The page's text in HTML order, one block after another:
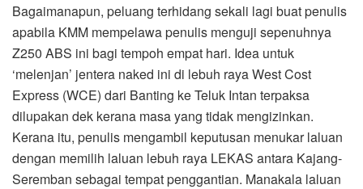
Bagaimanapun, peluang terhidang sekali lagi buat penulis
apabila KMM mempelawa penulis menguji sepenuhnya
Z250 ABS ini bagi tempoh empat hari. Idea untuk
‘melenjan’ jentera naked ini di lebuh raya West Cost
Express (WCE) dari Banting ke Teluk Intan terpaksa
dilupakan dek kerana masa yang tidak mengizinkan.
Kerana itu, penulis mengambil keputusan menukar laluan
dengan memilih laluan lebuh raya LEKAS antara Kajang-
Seremban sebagai tempat penggantian. Manakala laluan